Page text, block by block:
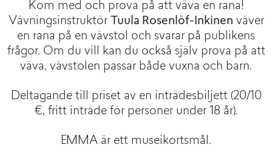
Kom med och prova på att väva en rana!
Vävningsinstruktör Tuula Rosenlöf-Inkinen väver
en rana på en vävstol och svarar på publikens
frågor. Om du vill kan du också själv prova på att
väva, vävstolen passar både vuxna och barn.
Deltagande till priset av en inträdesbiljett (20/10
€, fritt inträde för personer under 18 år).
EMMA är ett museikortsmål.